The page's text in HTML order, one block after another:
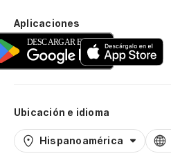
Aplicaciones
Ubicación e idioma
Hispanoamérica